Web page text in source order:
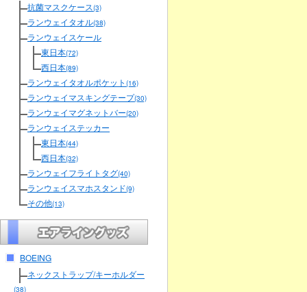
抗菌マスクケース(3)
ランウェイタオル(38)
ランウェイスケール
東日本(72)
西日本(89)
ランウェイタオルポケット (16)
ランウェイマスキングテープ(30)
ランウェイマグネットバー(20)
ランウェイステッカー
東日本(44)
西日本(32)
ランウェイフライトタグ(40)
ランウェイスマホスタンド(9)
その他(13)
BOEING
ネックストラップ/キーホルダー
(38)